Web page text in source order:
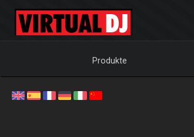
Produkte